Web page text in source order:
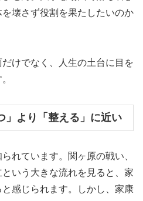
壊さず役割を果たしたいのか
けでなく、人生の土台に目を
」より「整える」に近い
れています。関ヶ原の戦い、
いう大きな流れを見ると、家
感じられます。しかし、家康